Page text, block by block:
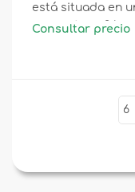
está situada en
encuentra a 2 km
Consultar precio
6